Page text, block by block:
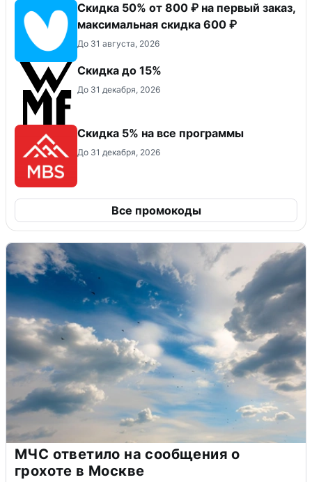
Скидка 50% от 800 ₽ на первый заказ,
максимальная скидка 600 ₽
До 31 августа, 2026
Скидка до 15%
До 31 декабря, 2026
Скидка 5% на все программы
До 31 декабря, 2026
Все промокоды
МЧС ответило на сообщения о
грохоте в Москве